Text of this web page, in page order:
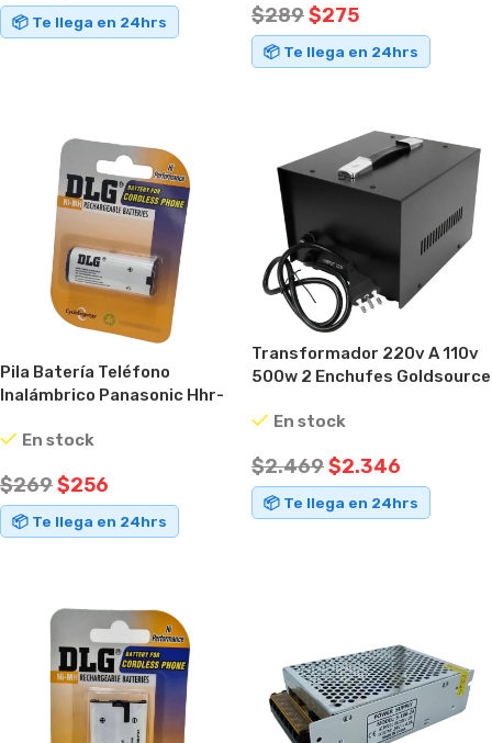
📦 Te llega en 24hrs $289$275
📦 Te llega en 24hrs
Pila Batería Teléfono
Inalámbrico Panasonic Hhr-
En stock
$269$256
📦 Te llega en 24hrs
Transformador 220v A 110v
500w 2 Enchufes Goldsource
En stock
$2.469$2.346
📦 Te llega en 24hrs